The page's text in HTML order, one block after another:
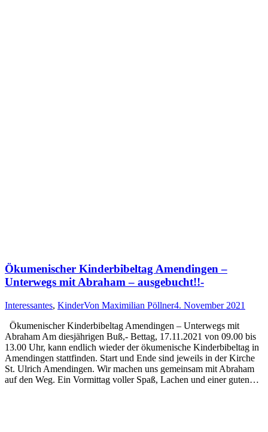
Ökumenischer Kinderbibeltag Amendingen –
Unterwegs mit Abraham – ausgebucht!!-
Interessantes, KinderVon Maximilian Pöllner4. November 2021
Ökumenischer Kinderbibeltag Amendingen – Unterwegs mit
Abraham Am diesjährigen Buß,- Bettag, 17.11.2021 von 09.00 bis
13.00 Uhr, kann endlich wieder der ökumenische Kinderbibeltag in
Amendingen stattfinden. Start und Ende sind jeweils in der Kirche
St. Ulrich Amendingen. Wir machen uns gemeinsam mit Abraham
auf den Weg. Ein Vormittag voller Spaß, Lachen und einer guten…